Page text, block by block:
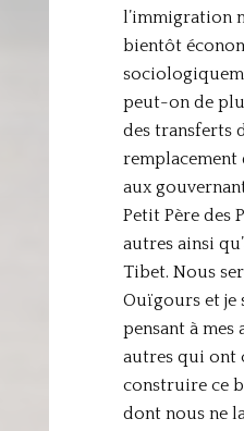
l’immigration
bientôt
peut-on de
des transferts
remplacement
aux
Petit Père des
autres ainsi
Tibet. Nous
Ouïgours et je
pensant à mes
autres qui ont
construire ce
dont nous ne